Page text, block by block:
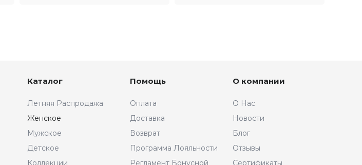
Каталог
Летняя Распродажа
Женское
Мужское
Детское
Коллекции
Помощь
Оплата
Доставка
Возврат
Программа Лояльности
Регламент Бонусной
О компании
О Нас
Новости
Блог
Отзывы
Сертификаты